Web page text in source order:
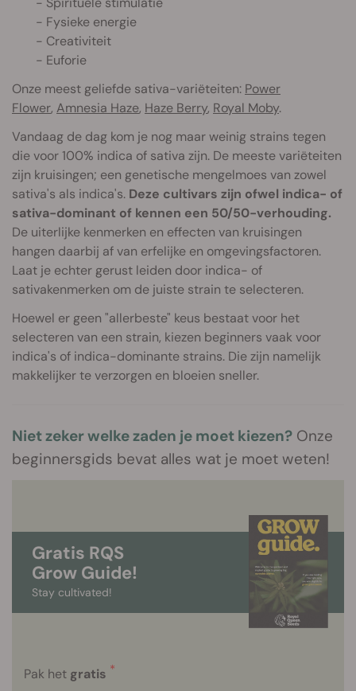
- Fysieke energie
- Creativiteit
- Euforie
Onze meest geliefde sativa-variëteiten: Power
Flower, Amnesia Haze, Haze Berry, Royal Moby.
Vandaag de dag kom je nog maar weinig strains tegen
die voor 100% indica of sativa zijn. De meeste variëteiten
zijn kruisingen; een genetische mengelmoes van zowel
sativa's als indica's. Deze cultivars zijn ofwel indica- of
sativa-dominant of kennen een 50/50-verhouding.
De uiterlijke kenmerken en effecten van kruisingen
hangen daarbij af van erfelijke en omgevingsfactoren.
Laat je echter gerust leiden door indica- of
sativakenmerken om de juiste strain te selecteren.
Hoewel er geen "allerbeste" keus bestaat voor het
selecteren van een strain, kiezen beginners vaak voor
indica's of indica-dominante strains. Die zijn namelijk
makkelijker te verzorgen en bloeien sneller.
Niet zeker welke zaden je moet kiezen? Onze
beginnersgids bevat alles wat je moet weten!
Gratis RQS
Grow Guide!
Stay cultivated!
Pak het gratis *